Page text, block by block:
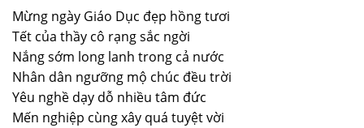
Mừng ngày Giáo Dục đẹp hồng tươi
Tết của thầy cô rạng sắc ngời
Nắng sớm long lanh trong cả nước
Nhân dân ngưỡng mộ chúc đều trời
Yêu nghề dạy dỗ nhiều tâm đức
Mến nghiệp cùng xây quá tuyệt vời